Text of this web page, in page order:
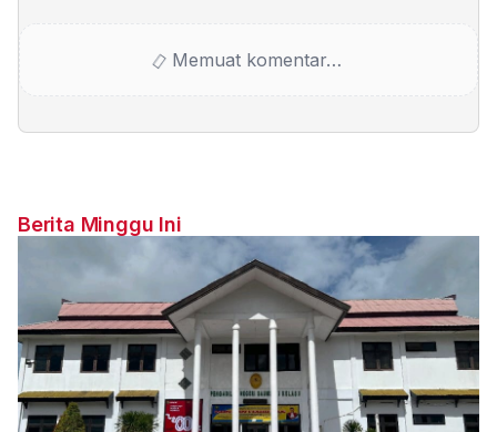
Memuat komentar…
Berita Minggu Ini